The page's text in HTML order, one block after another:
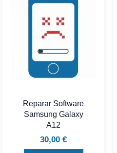
Reparar Software
Samsung Galaxy
A12
30,00 €